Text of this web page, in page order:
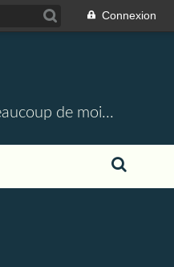
Connexion
de moi...